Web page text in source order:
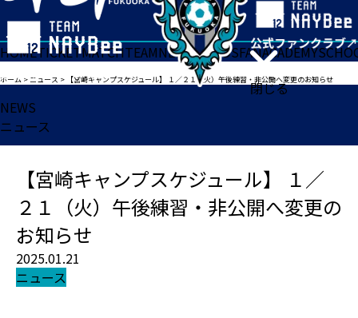
閉じる
HOMETICKETMATCHTEAMNEWSGOODSFANACADEMY
ホーム >ニュース > 【宮崎キャンプスケジュール】 １／２１（火）午後練習・非公開へ変更のお知らせ
NEWS
ニュース
【宮崎キャンプスケジュール】 １／
２１（火）午後練習・非公開へ変更の
お知らせ
2025.01.21
ニュース